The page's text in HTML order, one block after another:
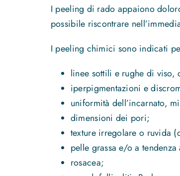
I peeling di rado appaiono
possibile riscontrare
I peeling chimici sono indicati
linee sottili e rughe di viso,
iperpigmentazioni e
uniformità dell’incarnato,
dimensioni dei pori;
texture irregolare o ruvida
pelle grassa e/o a
rosacea;